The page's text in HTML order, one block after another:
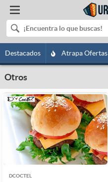
Destacados Atrapa Ofertas
Otros
DCOCTEL